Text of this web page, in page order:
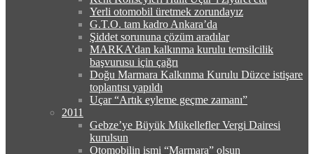
Yerli otomobil üretmek zorundayız
G.T.O. tam kadro Ankara’da
Şiddet sorununa çözüm aradılar
MARKA’dan kalkınma kurulu temsilcilik
başvurusu için çağrı
Doğu Marmara Kalkınma Kurulu Düzce istişare
toplantısı yapıldı
Uçar “Artık eyleme geçme zamanı”
2011
Gebze’ye Büyük Mükellefler Vergi Dairesi
kurulsun
Otomobilin ismi “Marmara” olsun